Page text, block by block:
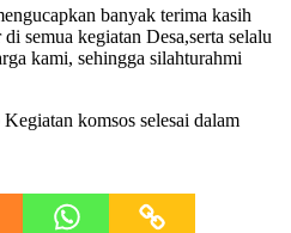
banyak terima kasih
semua kegiatan Desa,serta selalu
kami, sehingga silahturahmi
komsos selesai dalam